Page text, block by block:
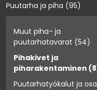
Puutarha ja piha (95)
Muut piha- ja
puutarhatavarat (54)
Pihakivet ja
piharakentaminen
Puutarhatyökalut ja